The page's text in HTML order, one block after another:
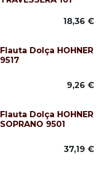
18,36 €
Flauta Dolça HOHNER
9517
9,26 €
Flauta Dolça HOHNER
SOPRANO 9501
37,19 €